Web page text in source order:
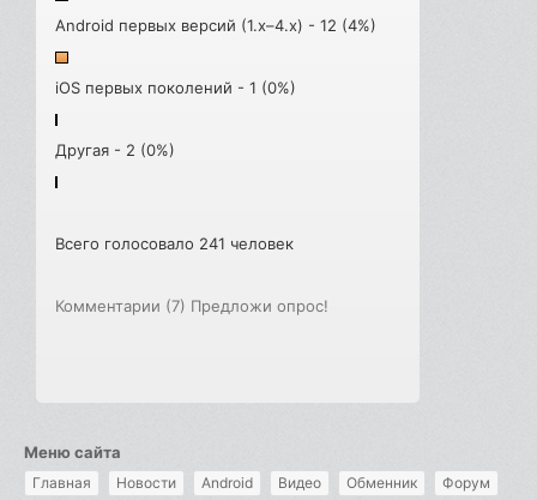
Android первых версий (1.x–4.x) - 12 (4%)
iOS первых поколений - 1 (0%)
Другая - 2 (0%)
Всего голосовало 241 человек
Комментарии (7) Предложи опрос!
Меню сайта
Главная Новости Android Видео Обменник Форум